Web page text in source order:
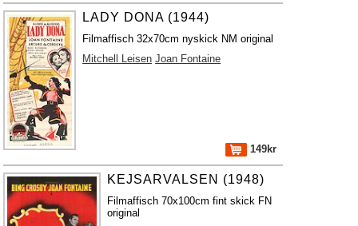
LADY DONA (1944)
Filmaffisch 32x70cm nyskick NM original
Mitchell Leisen Joan Fontaine
149kr
KEJSARVALSEN (1948)
Filmaffisch 70x100cm fint skick FN
original